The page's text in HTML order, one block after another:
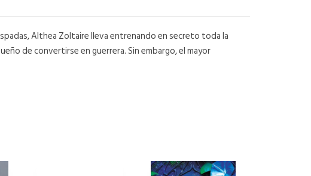
Althea Zoltaire lleva entrenando en secreto toda la
de convertirse en guerrera. Sin embargo, el mayor